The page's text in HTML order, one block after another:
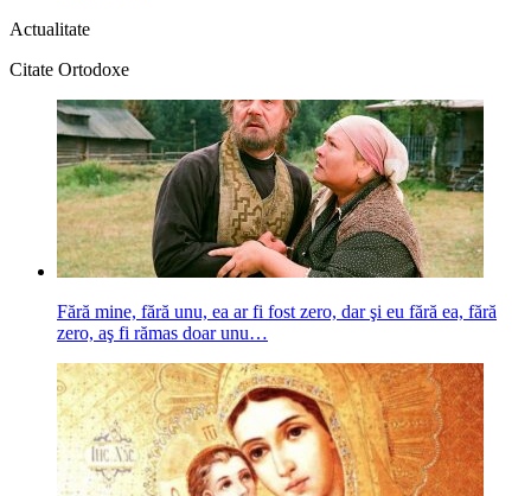
Actualitate
Citate Ortodoxe
Fără mine, fără unu, ea ar fi fost zero, dar şi eu fără ea, fără
zero, aş fi rămas doar unu…